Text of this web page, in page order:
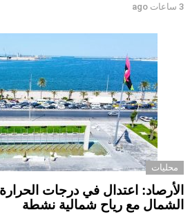
3 ساعات ago
محليات
الأرصاد: اعتدال في درجات
الشمال مع رياح شمالية نشطة